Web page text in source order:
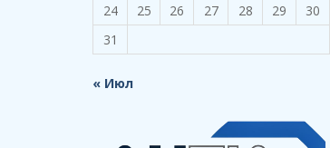
24
25 26 27 28 29
30
31
« Июл